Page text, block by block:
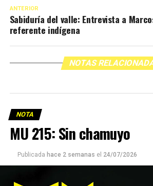
ANTERIOR
Sabiduría del valle: Entrevista a
referente indígena
NOTAS
NOTA
MU 215: Sin chamuyo
Publicada hace 2 semanas el 24/07/2026